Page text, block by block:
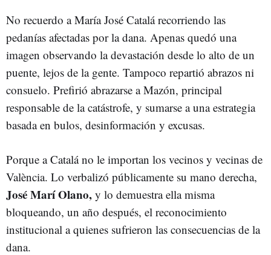
No recuerdo a María José Catalá recorriendo las
pedanías afectadas por la dana. Apenas quedó una
imagen observando la devastación desde lo alto de un
puente, lejos de la gente. Tampoco repartió abrazos ni
consuelo. Prefirió abrazarse a Mazón, principal
responsable de la catástrofe, y sumarse a una estrategia
basada en bulos, desinformación y excusas.
Porque a Catalá no le importan los vecinos y vecinas de
València. Lo verbalizó públicamente su mano derecha,
José Marí Olano, y lo demuestra ella misma
bloqueando, un año después, el reconocimiento
institucional a quienes sufrieron las consecuencias de la
dana.